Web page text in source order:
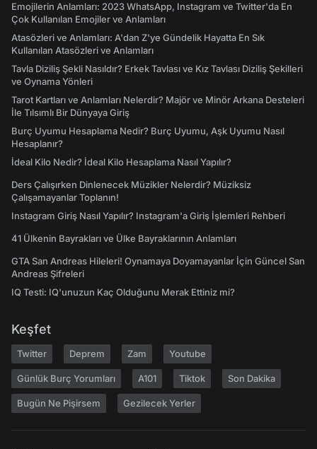
Emojilerin Anlamları: 2023 WhatsApp, Instagram ve Twitter'da En
Çok Kullanılan Emojiler ve Anlamları
Atasözleri ve Anlamları: A'dan Z'ye Gündelik Hayatta En Sık
Kullanılan Atasözleri ve Anlamları
Tavla Diziliş Şekli Nasıldır? Erkek Tavlası ve Kız Tavlası Diziliş Şekilleri
ve Oynama Yönleri
Tarot Kartları ve Anlamları Nelerdir? Majör ve Minör Arkana Desteleri
İle Tılsımlı Bir Dünyaya Giriş
Burç Uyumu Hesaplama Nedir? Burç Uyumu, Aşk Uyumu Nasıl
Hesaplanır?
İdeal Kilo Nedir? İdeal Kilo Hesaplama Nasıl Yapılır?
Ders Çalışırken Dinlenecek Müzikler Nelerdir? Müziksiz
Çalışamayanlar Toplanın!
Instagram Giriş Nasıl Yapılır? Instagram'a Giriş İşlemleri Rehberi
41 Ülkenin Bayrakları ve Ülke Bayraklarının Anlamları
GTA San Andreas Hileleri! Oynamaya Doyamayanlar İçin Güncel San
Andreas Şifreleri
IQ Testi: IQ'unuzun Kaç Olduğunu Merak Ettiniz mi?
Keşfet
Twitter Deprem Zam Youtube
Günlük Burç Yorumları A101 Tiktok Son Dakika
Bugün Ne Pişirsem Gezilecek Yerler